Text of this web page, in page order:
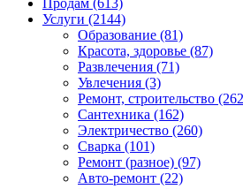
Услуги (2144)
Образование (81)
Красота, здоровье (87)
Развлечения (71)
Увлечения (3)
Ремонт, строительство
Сантехника (162)
Электричество (260)
Сварка (101)
Ремонт (разное) (97)
Авто-ремонт (22)